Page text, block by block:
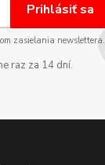
Prihlásiť sa
zasielania newslettera.
raz za 14 dní.